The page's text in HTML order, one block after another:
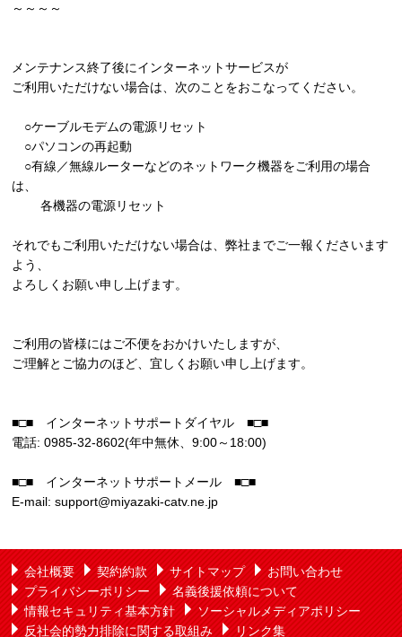
～～～～
メンテナンス終了後にインターネットサービスが
ご利用いただけない場合は、次のことをおこなってください。
○ケーブルモデムの電源リセット
○パソコンの再起動
○有線／無線ルーターなどのネットワーク機器をご利用の場合
は、
各機器の電源リセット
それでもご利用いただけない場合は、弊社までご一報くださいます
よう、
よろしくお願い申し上げます。
ご利用の皆様にはご不便をおかけいたしますが、
ご理解とご協力のほど、宜しくお願い申し上げます。
■□■ インターネットサポートダイヤル ■□■
電話: 0985-32-8602(年中無休、9:00～18:00)
■□■ インターネットサポートメール ■□■
E-mail: support@miyazaki-catv.ne.jp
会社概要 契約約款 サイトマップ
お問い合わせ
プライバシーポリシー
名義後援依頼について
情報セキュリティ基本方針
ソーシャルメディアポリシー
反社会的勢力排除に関する取組み
リンク集